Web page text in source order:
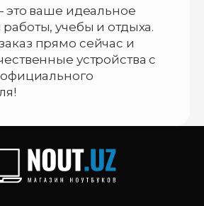
это ваше идеальное
учебы и отдыха.
прямо сейчас и
устройства с